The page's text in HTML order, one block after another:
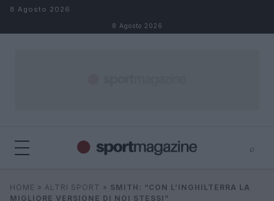
Salta al contenuto
8 Agosto 2026
8 Agosto 2026
⌕
Cerca
⌕
HOME » ALTRI SPORT » SMITH: “CON L’INGHILTERRA LA
MIGLIORE VERSIONE DI NOI STESSI”